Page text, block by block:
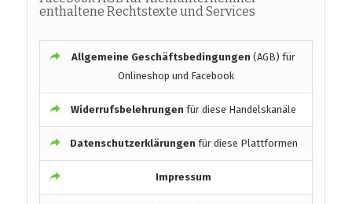
enthaltene Rechtstexte und Services
Allgemeine Geschäftsbedingungen (AGB) für
Onlineshop und Facebook
Widerrufsbelehrungenfür diese Handelskanäle
Datenschutzerklärungen für diese Plattformen
Impressum